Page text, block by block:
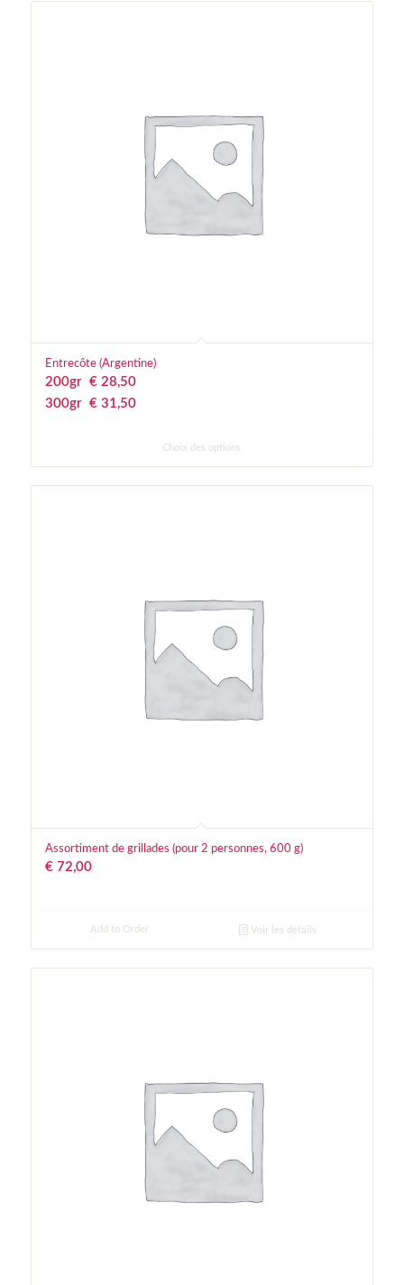
Entrecôte (Argentine)
200gr € 28,50
300gr € 31,50
Choix des options
Assortiment de grillades (pour 2 personnes, 600 g)
€72,00
Add to Order Voir les détails